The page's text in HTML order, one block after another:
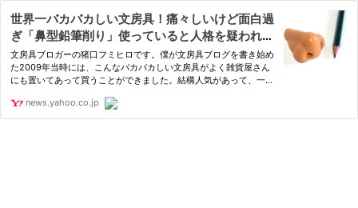
世界一バカバカしい文房具！痛々しいけど面白過
ぎ「鼻型鉛筆削り」使っていると人格を疑われち
ゃいそうです（猪口フミヒロ） - エキスパート -
Yahoo!ニュース
文房具ブロガーの猪口フミヒロです。僕が文房具ブログを書き始め
た2009年当時には、こんなバカバカしい文房具がよく雑貨屋さん
にも置いてあって買うことができました。結構人気があって、一時
news.yahoo.co.jp